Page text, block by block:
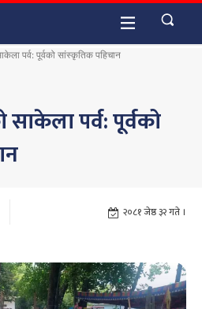
पर्व: पूर्वको सांस्कृतिक पहिचान
पर्व: पूर्वको
२०८१ जेष्ठ ३२ गते ।